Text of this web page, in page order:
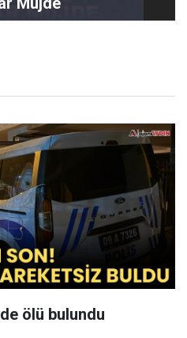
ölü bulundu